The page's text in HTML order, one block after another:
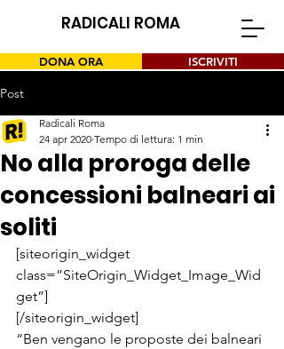
RADICALI ROMA
DONA ORA ISCRIVITI
Post
No alla proroga delle
concessioni balneari ai
soliti
Radicali Roma
24 apr 2020 Tempo di lettura: 1 min
[siteorigin_widget
class=”SiteOrigin_Widget_Image_Wid
get”]
[/siteorigin_widget]
“Ben vengano le proposte dei balneari